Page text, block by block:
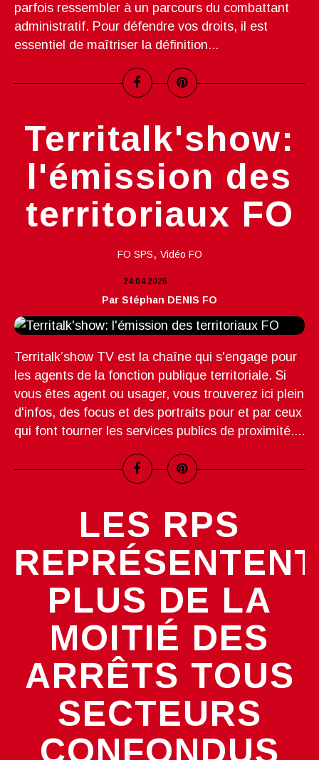
parfois ressembler à un parcours du combattant
administratif. Pour défendre vos droits, il est
essentiel de maîtriser la définition...
Territalk'show:
l'émission des
territoriaux FO
FO SPS, Vidéo FO
24.04.2026 …
Par Stéphan DENIS FO
Territalk’show TV est la chaîne qui s'engage pour
les agents de la fonction publique territoriale. Si
vous êtes agent ou usager, vous trouverez ici plein
d'infos, des focus et des portraits pour et par ceux
qui font tourner les services publics de proximité....
LES RPS
REPRÉSENTENT
PLUS DE LA
MOITIÉ DES
ARRÊTS TOUS
SECTEURS
CONFONDUS